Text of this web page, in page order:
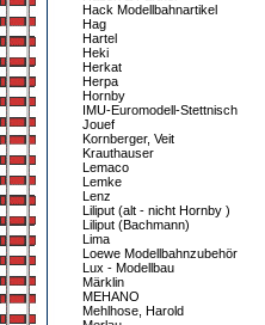
Hack Modellbahnartikel
Hag
Hartel
Heki
Herkat
Herpa
Hornby
IMU-Euromodell-Stettnisch
Jouef
Kornberger, Veit
Krauthauser
Lemaco
Lemke
Lenz
Liliput (alt - nicht Hornby )
Liliput (Bachmann)
Lima
Loewe Modellbahnzubehör
Lux - Modellbau
Märklin
MEHANO
Mehlhose, Harold